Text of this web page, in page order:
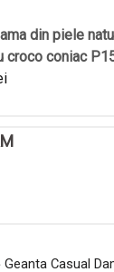
din piele
croco coniac
Geanta Casual